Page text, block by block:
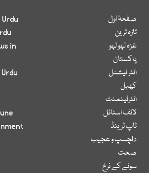
صفحۂ اول
تازہ ترین
غزہ لہو لہو
پاکستان
انٹر نیشنل
کھیل
انٹرٹینمنٹ
لائف اسٹائل
ٹاپ ٹرینڈ
دلچسپ و عجیب
صحت
سونے کے نرخ
in